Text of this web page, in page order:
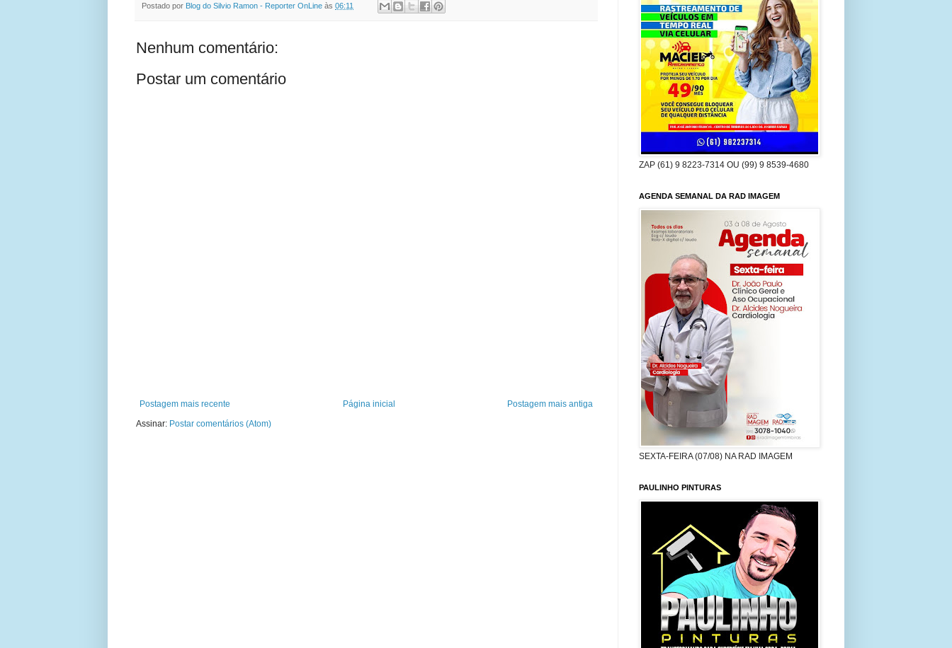
Postado por Blog do Silvio Ramon - Reporter OnLine às 06:11
Nenhum comentário:
Postar um comentário
Postagem mais recente Postagem mais antiga
Página inicial
Assinar: Postar comentários (Atom)
ZAP (61) 9 8223-7314 OU (99) 9 8539-4680
AGENDA SEMANAL DA RAD IMAGEM
SEXTA-FEIRA (07/08) NA RAD IMAGEM
PAULINHO PINTURAS